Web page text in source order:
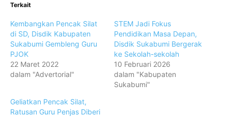
Terkait
Kembangkan Pencak Silat
di SD, Disdik Kabupaten
Sukabumi Gembleng Guru
PJOK
22 Maret 2022
dalam "Advertorial"
STEM Jadi Fokus
Pendidikan Masa Depan,
Disdik Sukabumi Bergerak
ke Sekolah-sekolah
10 Februari 2026
dalam "Kabupaten
Sukabumi"
Geliatkan Pencak Silat,
Ratusan Guru Penjas Diberi